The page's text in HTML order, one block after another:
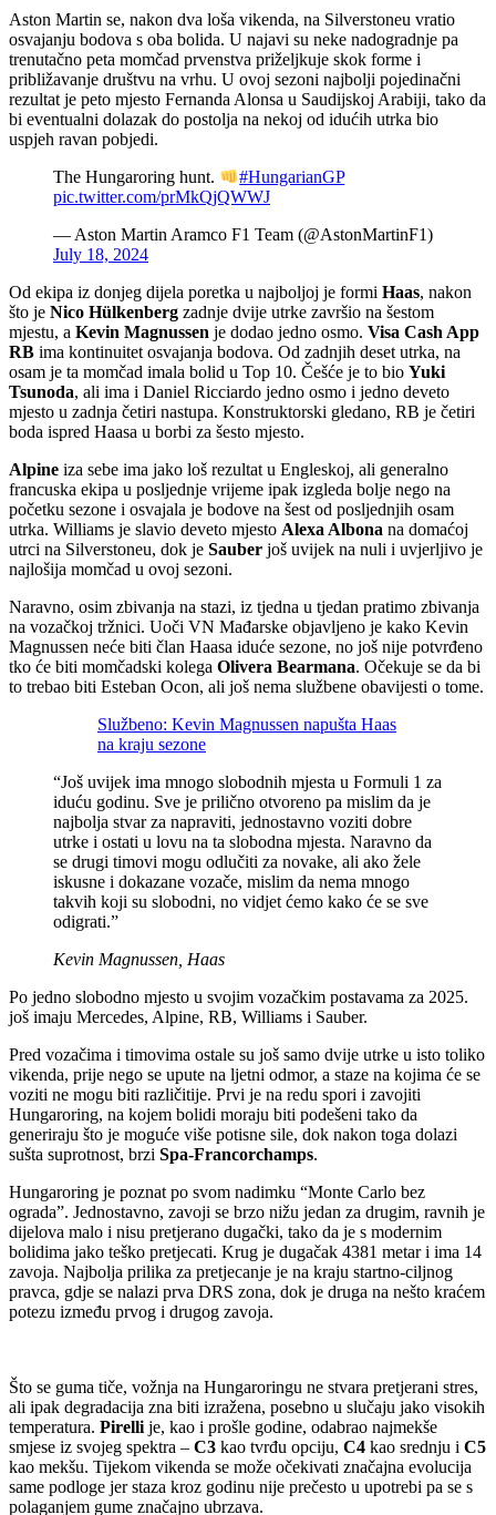
Aston Martin se, nakon dva loša vikenda, na Silverstoneu vratio
osvajanju bodova s oba bolida. U najavi su neke nadogradnje pa
trenutačno peta momčad prvenstva priželjkuje skok forme i
približavanje društvu na vrhu. U ovoj sezoni najbolji pojedinačni
rezultat je peto mjesto Fernanda Alonsa u Saudijskoj Arabiji, tako da
bi eventualni dolazak do postolja na nekoj od idućih utrka bio
uspjeh ravan pobjedi.
The Hungaroring hunt.
#HungarianGP
pic.twitter.com/prMkQjQWWJ
— Aston Martin Aramco F1 Team (@AstonMartinF1)
July 18, 2024
Od ekipa iz donjeg dijela poretka u najboljoj je formi Haas, nakon
što je Nico Hülkenberg zadnje dvije utrke završio na šestom
mjestu, a Kevin Magnussen je dodao jedno osmo. Visa Cash App
RB ima kontinuitet osvajanja bodova. Od zadnjih deset utrka, na
osam je ta momčad imala bolid u Top 10. Češće je to bio Yuki
Tsunoda, ali ima i Daniel Ricciardo jedno osmo i jedno deveto
mjesto u zadnja četiri nastupa. Konstruktorski gledano, RB je četiri
boda ispred Haasa u borbi za šesto mjesto.
Alpine iza sebe ima jako loš rezultat u Engleskoj, ali generalno
francuska ekipa u posljednje vrijeme ipak izgleda bolje nego na
početku sezone i osvajala je bodove na šest od posljednjih osam
utrka. Williams je slavio deveto mjesto Alexa Albona na domaćoj
utrci na Silverstoneu, dok je Sauber još uvijek na nuli i uvjerljivo je
najlošija momčad u ovoj sezoni.
Naravno, osim zbivanja na stazi, iz tjedna u tjedan pratimo zbivanja
na vozačkoj tržnici. Uoči VN Mađarske objavljeno je kako Kevin
Magnussen neće biti član Haasa iduće sezone, no još nije potvrđeno
tko će biti momčadski kolega Olivera Bearmana. Očekuje se da bi
to trebao biti Esteban Ocon, ali još nema službene obavijesti o tome.
Službeno: Kevin Magnussen napušta Haas
na kraju sezone
“Još uvijek ima mnogo slobodnih mjesta u Formuli 1 za
iduću godinu. Sve je prilično otvoreno pa mislim da je
najbolja stvar za napraviti, jednostavno voziti dobre
utrke i ostati u lovu na ta slobodna mjesta. Naravno da
se drugi timovi mogu odlučiti za novake, ali ako žele
iskusne i dokazane vozače, mislim da nema mnogo
takvih koji su slobodni, no vidjet ćemo kako će se sve
odigrati.”
Kevin Magnussen, Haas
Po jedno slobodno mjesto u svojim vozačkim postavama za 2025.
još imaju Mercedes, Alpine, RB, Williams i Sauber.
Pred vozačima i timovima ostale su još samo dvije utrke u isto toliko
vikenda, prije nego se upute na ljetni odmor, a staze na kojima će se
voziti ne mogu biti različitije. Prvi je na redu spori i zavojiti
Hungaroring, na kojem bolidi moraju biti podešeni tako da
generiraju što je moguće više potisne sile, dok nakon toga dolazi
sušta suprotnost, brzi Spa-Francorchamps.
Hungaroring je poznat po svom nadimku “Monte Carlo bez
ograda”. Jednostavno, zavoji se brzo nižu jedan za drugim, ravnih je
dijelova malo i nisu pretjerano dugački, tako da je s modernim
bolidima jako teško pretjecati. Krug je dugačak 4381 metar i ima 14
zavoja. Najbolja prilika za pretjecanje je na kraju startno-ciljnog
pravca, gdje se nalazi prva DRS zona, dok je druga na nešto kraćem
potezu između prvog i drugog zavoja.
Što se guma tiče, vožnja na Hungaroringu ne stvara pretjerani stres,
ali ipak degradacija zna biti izražena, posebno u slučaju jako visokih
temperatura. Pirelli je, kao i prošle godine, odabrao najmekše
smjese iz svojeg spektra – C3 kao tvrđu opciju, C4 kao srednju i C5
kao mekšu. Tijekom vikenda se može očekivati značajna evolucija
same podloge jer staza kroz godinu nije prečesto u upotrebi pa se s
polaganjem gume značajno ubrzava.